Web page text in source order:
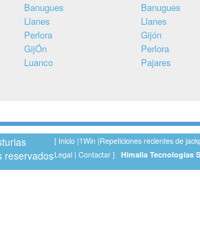
Banugues
Llanes
Perlora
GijÓn
Luanco
Banugues
Llanes
Gijón
Perlora
Pajares
reservados
[ Inicio |1Win |Repeticiones recientes de
Legal | Contactar Himalia Tecnologías